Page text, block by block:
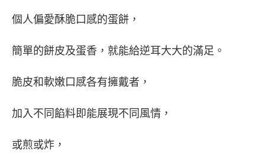
個人偏愛酥脆口感的蛋餅，
簡單的餅皮及蛋香，就能給逆耳大大的滿足。
脆皮和軟嫩口感各有擁戴者，
加入不同餡料即能展現不同風情，
或煎或炸，